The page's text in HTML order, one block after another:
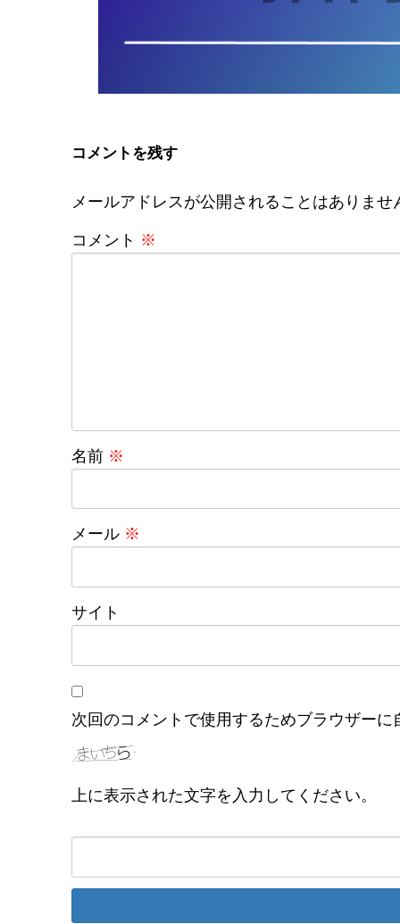
コメントを残す
メールアドレスが公開されることはありませ
コメント ※
名前 ※
メール ※
サイト
次回のコメントで使用するためブラウザー
上に表示された文字を入力してください。